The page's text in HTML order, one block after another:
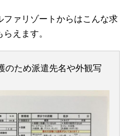
ファリゾートからはこんな求
えます。
のため派遣先名や外観写